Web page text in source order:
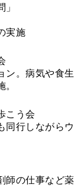
実施
ン。病気や食生
こう会
同行しながらウ
師の仕事など薬